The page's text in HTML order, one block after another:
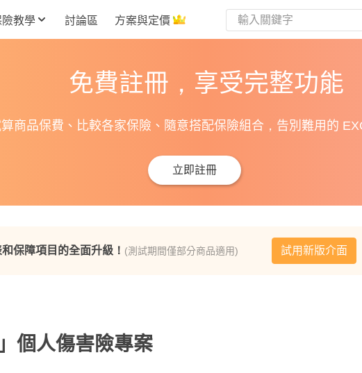
教學 討論區 方案與定價
免費註冊，享受完整功能
商品保費、比較各家保險、隨意搭配保險組合，告別難用的
立即註冊
保障項目的全面升級！ (測試期間僅部分商品適用) 試用新版介面
個人傷害險專案